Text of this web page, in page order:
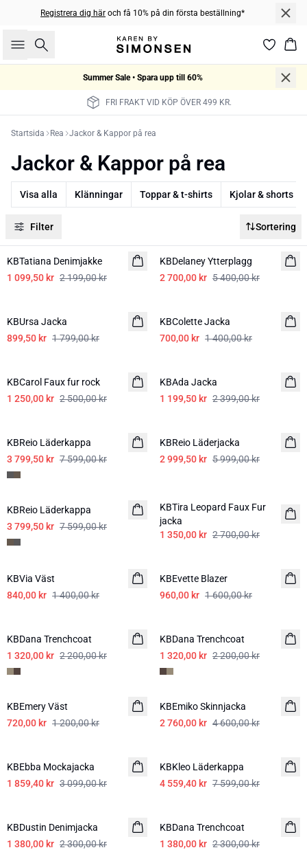
Registrera dig här och få 10% på din första beställning*
Sök
Summer Sale • Spara upp till 60%
FRI FRAKT VID KÖP ÖVER 499 KR.
Startsida Rea Jackor & Kappor på rea
Jackor & Kappor på rea
Visa alla Klänningar Toppar & t-shirts Kjolar & shorts
Filter Sortering
-50%
KBTatiana Denimjakke
1 099,50 kr 2 199,00 kr
KBDelaney Ytterplagg
2 700,00 kr 5 400,00 kr
KBUrsa Jacka
899,50 kr 1 799,00 kr
KBColette Jacka
700,00 kr 1 400,00 kr
KBCarol Faux fur rock
1 250,00 kr 2 500,00 kr
KBAda Jacka
1 199,50 kr 2 399,00 kr
KBReio Läderkappa
3 799,50 kr 7 599,00 kr
KBReio Läderjacka
2 999,50 kr 5 999,00 kr
-50%
KBReio Läderkappa
3 799,50 kr 7 599,00 kr
KBTira Leopard Faux Fur
jacka
1 350,00 kr 2 700,00 kr
KBVia Väst
840,00 kr 1 400,00 kr
KBEvette Blazer
960,00 kr 1 600,00 kr
KBDana Trenchcoat
1 320,00 kr 2 200,00 kr
KBDana Trenchcoat
1 320,00 kr 2 200,00 kr
-40%
KBEmery Väst
720,00 kr 1 200,00 kr
-40%
KBEmiko Skinnjacka
2 760,00 kr 4 600,00 kr
KBEbba Mockajacka
1 859,40 kr 3 099,00 kr
KBKleo Läderkappa
4 559,40 kr 7 599,00 kr
KBDustin Denimjacka
1 380,00 kr 2 300,00 kr
KBDana Trenchcoat
1 380,00 kr 2 300,00 kr